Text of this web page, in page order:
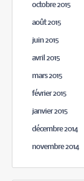
octobre 2015
août 2015
juin 2015
avril 2015
mars 2015
février 2015
janvier 2015
décembre 2014
novembre 2014